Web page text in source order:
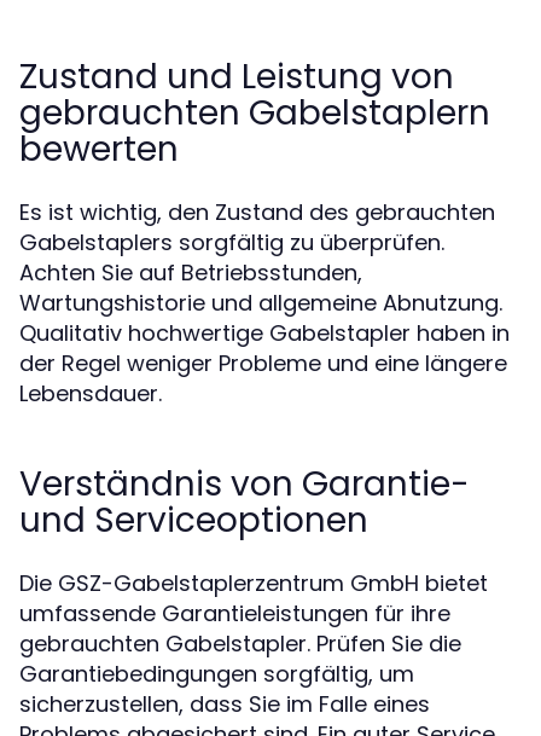
Zustand und Leistung von
gebrauchten Gabelstaplern
bewerten
Es ist wichtig, den Zustand des gebrauchten
Gabelstaplers sorgfältig zu überprüfen.
Achten Sie auf Betriebsstunden,
Wartungshistorie und allgemeine Abnutzung.
Qualitativ hochwertige Gabelstapler haben in
der Regel weniger Probleme und eine längere
Lebensdauer.
Verständnis von Garantie-
und Serviceoptionen
Die GSZ-Gabelstaplerzentrum GmbH bietet
umfassende Garantieleistungen für ihre
gebrauchten Gabelstapler. Prüfen Sie die
Garantiebedingungen sorgfältig, um
sicherzustellen, dass Sie im Falle eines